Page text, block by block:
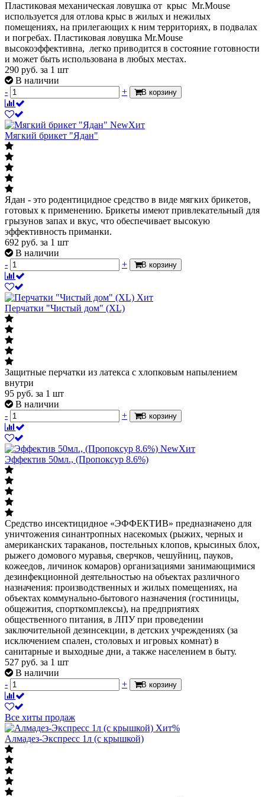
Пластиковая механическая ловушка от крыс Mr.Mouse
используется для отлова крыс в жилых и нежилых
помещениях, на прилегающих к ним территориях, в подвалах
и погребах. Пластиковая ловушка Mr.Mouse
высокоэффективна, легко приводится в состояние готовности
и может быть использована в любых местах.
290 руб. за 1 шт
В наличии
-
+ В корзину
NewХит
Мягкий брикет "Ядан"
Ядан - это родентицидное средство в виде мягких брикетов,
готовых к применению. Брикеты имеют привлекательный для
грызунов запах и вкус, что обеспечивает высокую
эффективность приманки.
692 руб. за 1 шт
В наличии
-
+ В корзину
Хит
Перчатки "Чистый дом" (XL)
Защитные перчатки из латекса c хлопковым напылением
внутри
95 руб. за 1 шт
В наличии
-
+ В корзину
NewХит
Эффектив 50мл., (Пропоксур 8.6%)
Средство инсектицидное «ЭФФЕКТИВ» предназначено для
уничтожения синантропных насекомых (рыжих, черных и
американских тараканов, постельных клопов, крысиных блох,
рыжего домового муравья, сверчков, чешуйниц, пауков,
кожеедов, личинок комаров) организациями занимающимися
дезинфекционной деятельностью на объектах различного
назначения: производственных и жилых помещениях, на
объектах коммунально-бытового назначения (гостиницы,
общежития, спорткомплексы), на предприятиях
общественного питания, в ЛПУ при проведении
заключительной дезинсекции, в детских учреждениях (за
исключением спален, столовых и игровых комнат) в
санитарные и выходные дни, а также населением в быту.
527 руб. за 1 шт
В наличии
-
+ В корзину
Все хиты продаж
Хит%
Алмадез-Экспресс 1л (с крышкой)